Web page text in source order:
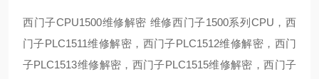
西门子CPU1500维修解密 维修西门子1500系列CPU，西
门子PLC1511维修解密，西门子PLC1512维修解密，西门
子PLC1513维修解密，西门子PLC1515维修解密，西门子